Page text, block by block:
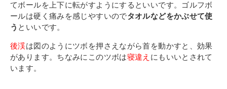
てボールを上下に転がすようにするといいです。ゴルフボ
ールは硬く痛みを感じやすいのでタオルなどをかぶせて使
う といいです。
後渓は図のようにツボを押さえながら首を動かすと、効果
があります。ちなみにこのツボは寝違え にもいいとされて
います。